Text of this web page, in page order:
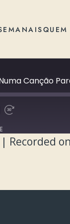
QUEM
Canção
| Recorded